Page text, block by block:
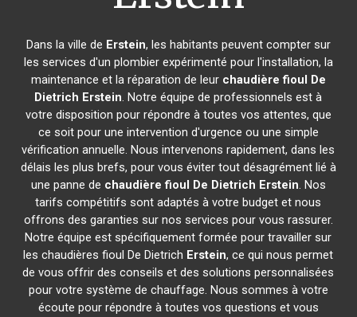
Dans la ville de Erstein, les habitants peuvent compter sur
les services d'un plombier expérimenté pour l'installation, la
maintenance et la réparation de leur chaudière fioul De
Dietrich Erstein. Notre équipe de professionnels est à
votre disposition pour répondre à toutes vos attentes, que
ce soit pour une intervention d'urgence ou une simple
vérification annuelle. Nous intervenons rapidement, dans les
délais les plus brefs, pour vous éviter tout désagrément lié à
une panne de chaudière fioul De Dietrich Erstein. Nos
tarifs compétitifs sont adaptés à votre budget et nous
offrons des garanties sur nos services pour vous rassurer.
Notre équipe est spécifiquement formée pour travailler sur
les chaudières fioul De Dietrich Erstein, ce qui nous permet
de vous offrir des conseils et des solutions personnalisées
pour votre système de chauffage. Nous sommes à votre
écoute pour répondre à toutes vos questions et vous